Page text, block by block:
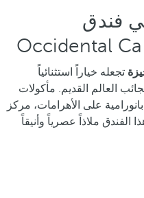
فندق
Occidental
تجعله خياراً استثنائياً
العالم القديم. مأكولات
على الأهرامات، مركز
ملاذاً عصرياً وأنيقاً